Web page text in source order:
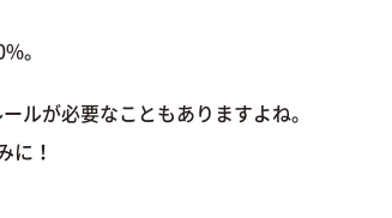
。
ルが必要なこともありますよね。
に！